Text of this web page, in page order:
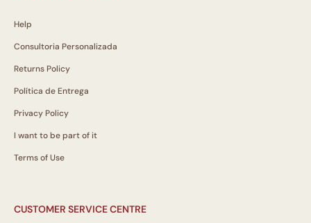
Help
Consultoria Personalizada
Returns Policy
Política de Entrega
Privacy Policy
I want to be part of it
Terms of Use
CUSTOMER SERVICE CENTRE